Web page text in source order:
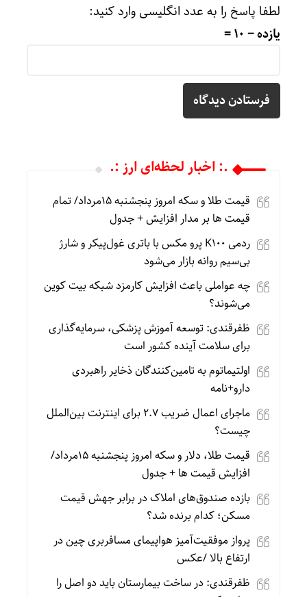
لطفا پاسخ را به عدد انگلیسی وارد کنید:
یازده − 10 =
.: اخبار لحظه‌ای ارز :.
قیمت طلا و سکه امروز پنجشنبه 15مرداد/ تمام
قیمت ها بر مدار افزایش + جدول
ردمی K100 پرو مکس با باتری غول‌پیکر و شارژ
بی‌سیم روانه بازار می‌شود
چه عواملی باعث افزایش کارمزد شبکه بیت کوین
می‌شوند؟
ظفرقندی: توسعه آموزش پزشکی، سرمایه‌گذاری
برای سلامت آینده کشور است
اولتیماتوم به تامین‌کنندگان ذخایر راهبردی
دارو+نامه
ماجرای اعمال ضریب ۲.۷ برای اینترنت بین‌الملل
چیست؟
قیمت طلا، دلار و سکه امروز پنجشنبه 15مرداد/
افزایش قیمت ها + جدول
بازده صندوق‌های املاک در برابر جهش قیمت
مسکن؛ کدام برنده شد؟
پرواز موفقیت‌آمیز هواپیمای مسافربری چین در
ارتفاع بالا /عکس
ظفرقندی: در ساخت بیمارستان باید دو اصل را